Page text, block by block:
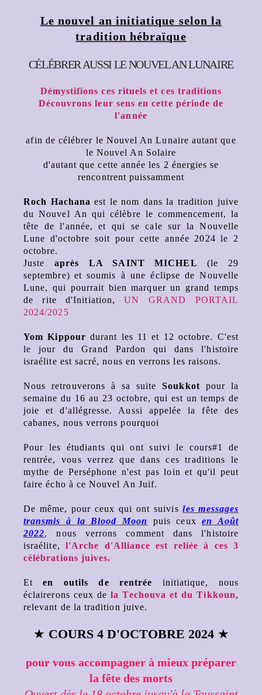
Le nouvel an initiatique selon la
tradition hébraïque
CÉLÉBRER AUSSI LE NOUVEL AN LUNAIRE
Démystifions ces rituels et ces traditions
Découvrons leur sens en cette période de
l'année
afin de célébrer le Nouvel An Lunaire autant que
le Nouvel An Solaire
d'autant que cette année les 2 énergies se
rencontrent puissamment
Roch Hachana est le nom dans la tradition juive
du Nouvel An qui célèbre le commencement, la
tête de l'année, et qui se cale sur la Nouvelle
Lune d'octobre soit pour cette année 2024 le 2
octobre.
Juste après LA SAINT MICHEL (le 29
septembre) et soumis à une éclipse de Nouvelle
Lune, qui pourrait bien marquer un grand temps
de rite d'Initiation,
UN GRAND PORTAIL
2024/2025
Yom Kippour durant les 11 et 12 octobre. C'est
le jour du Grand Pardon qui dans l'histoire
israélite est sacré, nous en verrons les raisons.
Nous retrouverons à sa suiteSoukkot pour la
semaine du 16 au 23 octobre, qui est un temps de
joie et d'allégresse. Aussi appelée la fête des
cabanes, nous verrons pourquoi
Pour les étudiants qui ont suivi le cours#1 de
rentrée, vous verrez que dans ces traditions le
mythe de Perséphone n'est pas loin et qu'il peut
faire écho à ce Nouvel An Juif.
De même, pour ceux qui ont suivis les messages
transmis à la Blood Moon
puis ceux en Août
2022,
nous verrons comment dans l'histoire
israélite,
l'Arche d'Alliance est reliée à ces 3
célébrations juives.
Eten outils de rentrée initiatique, nous
éclairerons ceux de la Techouva et du Tikkoun,
relevant de la tradition juive.
★ COURS 4 D'OCTOBRE 2024★
pour vous accompagner à mieux préparer
la fête des morts